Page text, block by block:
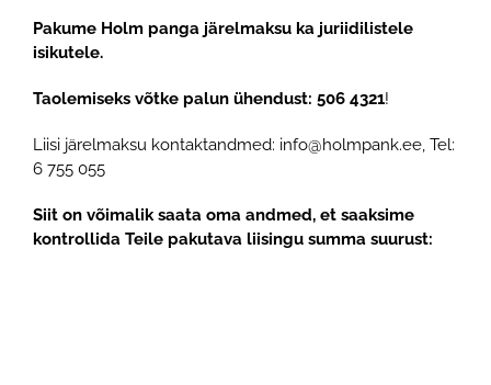
Pakume Holm panga järelmaksu ka juriidilistele
isikutele.
Taolemiseks võtke palun ühendust: 506 4321!
Liisi järelmaksu kontaktandmed: info@holmpank.ee, Tel:
6 755 055
Siit on võimalik saata oma andmed, et saaksime
kontrollida Teile pakutava liisingu summa suurust: